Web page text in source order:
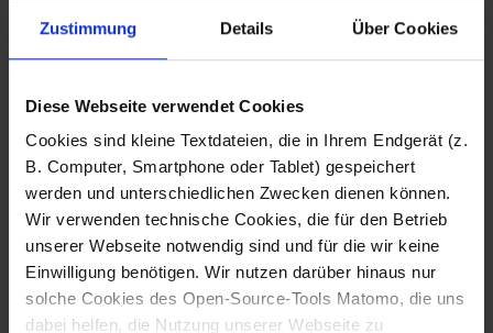
Zustimmung Details Über Cookies
Diese Webseite verwendet Cookies
Cookies sind kleine Textdateien, die in Ihrem Endgerät (z.
B. Computer, Smartphone oder Tablet) gespeichert
werden und unterschiedlichen Zwecken dienen können.
Wir verwenden technische Cookies, die für den Betrieb
unserer Webseite notwendig sind und für die wir keine
Einwilligung benötigen. Wir nutzen darüber hinaus nur
solche Cookies des Open-Source-Tools Matomo, die uns
dabei helfen, die Nutzung unserer Webseite zu
Fotografo: Lorenz
Sternbach
Download
Fotografo: Lorenz
Sternbach
Download